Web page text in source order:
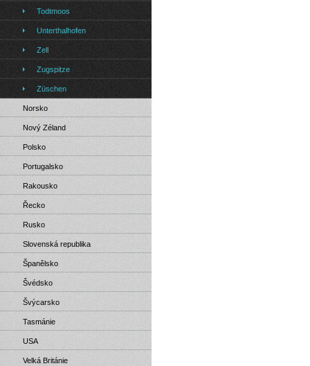
Todtmoos
Unterthalhofen
Zell
Zugspitze
Züschen
Norsko
Nový Zéland
Polsko
Portugalsko
Rakousko
Řecko
Rusko
Slovenská republika
Španělsko
Švédsko
Švýcarsko
Tasmánie
USA
Velká Británie